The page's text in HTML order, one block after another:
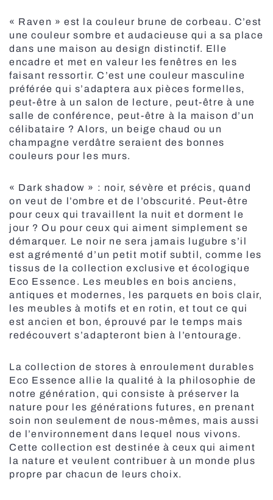
Grilles de sécurité
Stores
« Raven » est la couleur brune de corbeau. C’est
une couleur sombre et audacieuse qui a sa place
dans une maison au design distinctif. Elle
encadre et met en valeur les fenêtres en les
faisant ressortir. C’est une couleur masculine
préférée qui s’adaptera aux pièces formelles,
peut-être à un salon de lecture, peut-être à une
salle de conférence, peut-être à la maison d’un
célibataire ? Alors, un beige chaud ou un
champagne verdâtre seraient des bonnes
couleurs pour les murs.
« Dark shadow » : noir, sévère et précis, quand
on veut de l’ombre et de l’obscurité. Peut-être
pour ceux qui travaillent la nuit et dorment le
jour ? Ou pour ceux qui aiment simplement se
démarquer. Le noir ne sera jamais lugubre s’il
est agrémenté d’un petit motif subtil, comme les
tissus de la collection exclusive et écologique
Eco Essence. Les meubles en bois anciens,
antiques et modernes, les parquets en bois clair,
les meubles à motifs et en rotin, et tout ce qui
est ancien et bon, éprouvé par le temps mais
redécouvert s’adapteront bien à l’entourage.
La collection de stores à enroulement durables
Eco Essence allie la qualité à la philosophie de
notre génération, qui consiste à préserver la
nature pour les générations futures, en prenant
soin non seulement de nous-mêmes, mais aussi
de l’environnement dans lequel nous vivons.
Cette collection est destinée à ceux qui aiment
la nature et veulent contribuer à un monde plus
propre par chacun de leurs choix.